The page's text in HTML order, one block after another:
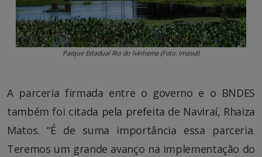
Parque Estadual Rio do Ivinhema (Foto: Imasul)
A parceria firmada entre o governo e o BNDES
também foi citada pela prefeita de Naviraí, Rhaiza
Matos. “É de suma importância essa parceria.
Teremos um grande avanço na implementação do